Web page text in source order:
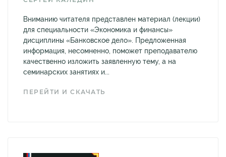
Вниманию читателя представлен материал (лекции)
для специальности «Экономика и финансы»
дисциплины «Банковское дело». Предложенная
информация, несомненно, поможет преподавателю
качественно изложить заявленную тему, а на
семинарских занятиях и...
ПЕРЕЙТИ И СКАЧАТЬ